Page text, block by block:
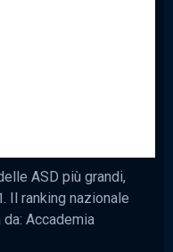
ASD più grandi,
Il ranking nazionale
Accademia